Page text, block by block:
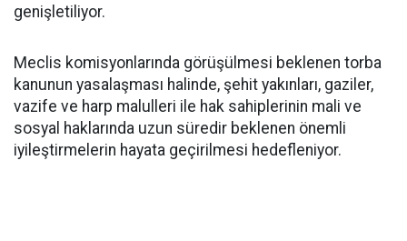
genişletiliyor.
Meclis komisyonlarında görüşülmesi beklenen torba
kanunun yasalaşması halinde, şehit yakınları, gaziler,
vazife ve harp malulleri ile hak sahiplerinin mali ve
sosyal haklarında uzun süredir beklenen önemli
iyileştirmelerin hayata geçirilmesi hedefleniyor.